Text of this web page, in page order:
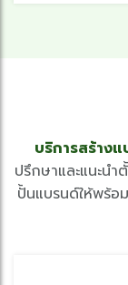
บริการสร้าง
ปรึกษาและแนะน
ปั้นแบรนด์ให้พร้อ